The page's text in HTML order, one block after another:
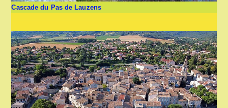
Cascade du Pas de Lauzens